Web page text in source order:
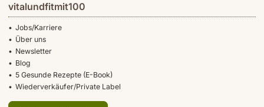
vitalundfitmit100
Jobs/Karriere
Über uns
Newsletter
Blog
5 Gesunde Rezepte (E-Book)
Wiederverkäufer/Private Label